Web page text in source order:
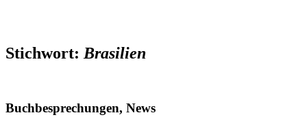
Stichwort: Brasilien
Buchbesprechungen, News